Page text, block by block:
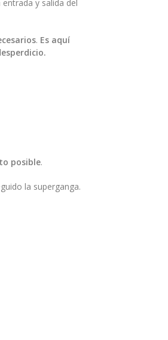
y salida del
. Es aquí
posible.
la superganga.